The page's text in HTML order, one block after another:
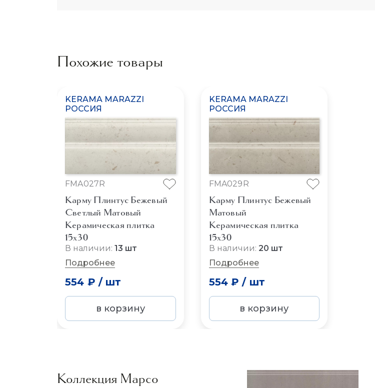
Похожие товары
KERAMA MARAZZI
РОССИЯ
FMA027R
Карму Плинтус Бежевый
Светлый Матовый
Керамическая плитка
15x30
В наличии: 13 шт
Подробнее
554 ₽ / шт
в корзину
KERAMA MARAZZI
РОССИЯ
FMA029R
Карму Плинтус Бежевый
Матовый
Керамическая плитка
15x30
В наличии: 20 шт
Подробнее
554 ₽ / шт
в корзину
Коллекция Марсо